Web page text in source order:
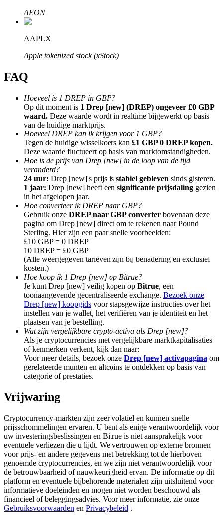
Bitrue Affiliates
Tot 65% commissies!
Doorverwijzing
Nodig een vriend uit om contante beloningen te ontvangen
BTC Welcome Rewards
BTC Welcome Rewards
Deposit & Trade BTC to Share 25000 USDT prize pool!
Deposit CASHCAT & Win
Share 500000 CASHCAT prize pool
Exclusive for BitMart Users
Register & Trade to Win 500,000 USDT
Precious Metals Trading Carnival
Trade Gold & Silver · 33,333 USDT Bonus
AEON
AAPLX
Apple tokenized stock (xStock)
FAQ
Hoeveel is 1 DREP in GBP?
Op dit moment is 1 Drep [new] (DREP) ongeveer £0 GBP
waard. Deze waarde wordt in realtime bijgewerkt op basis
van de huidige marktprijs.
Hoeveel DREP kan ik krijgen voor 1 GBP?
Tegen de huidige wisselkoers kan £1 GBP 0 DREP kopen.
Deze waarde fluctueert op basis van marktomstandigheden.
Hoe is de prijs van Drep [new] in de loop van de tijd
veranderd?
24 uur: Drep [new]'s prijs is stabiel gebleven sinds gisteren.
1 jaar: Drep [new] heeft een significante prijsdaling gezien
in het afgelopen jaar.
Hoe converteer ik DREP naar GBP?
Gebruik onze DREP naar GBP converter bovenaan deze
pagina om Drep [new] direct om te rekenen naar Pound
Sterling. Hier zijn een paar snelle voorbeelden:
£10 GBP = 0 DREP
10 DREP = £0 GBP
(Alle weergegeven tarieven zijn bij benadering en exclusief
kosten.)
Hoe koop ik 1 Drep [new] op Bitrue?
Je kunt Drep [new] veilig kopen op Bitrue, een
toonaangevende gecentraliseerde exchange. Bezoek onze
Drep [new] koopgids voor stapsgewijze instructies over het
instellen van je wallet, het verifiëren van je identiteit en het
plaatsen van je bestelling.
Wat zijn vergelijkbare crypto-activa als Drep [new]?
Als je cryptocurrencies met vergelijkbare marktkapitalisaties
of kenmerken verkent, kijk dan naar:
Voor meer details, bezoek onze Drep [new] activapagina om
gerelateerde munten en altcoins te ontdekken op basis van
categorie of prestaties.
Vrijwaring
Cryptocurrency-markten zijn zeer volatiel en kunnen snelle
prijsschommelingen ervaren. U bent als enige verantwoordelijk voor
uw investeringsbeslissingen en Bitrue is niet aansprakelijk voor
eventuele verliezen die u lijdt. We vertrouwen op externe bronnen
voor prijs- en andere gegevens met betrekking tot de hierboven
genoemde cryptocurrencies, en we zijn niet verantwoordelijk voor
de betrouwbaarheid of nauwkeurigheid ervan. De informatie op dit
platform en eventuele bijbehorende materialen zijn uitsluitend voor
informatieve doeleinden en mogen niet worden beschouwd als
financieel of beleggingsadvies. Voor meer informatie, zie onze
Gebruiksvoorwaarden en Privacybeleid .